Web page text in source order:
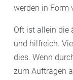
werden in Form
Oft ist allein die
und hilfreich.
dies. Wenn
zum Auftragen